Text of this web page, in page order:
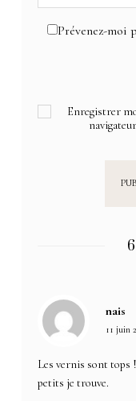
Prévenez-moi
Enregistrer
nais
11 juin
Les vernis sont tops
petits je trouve.